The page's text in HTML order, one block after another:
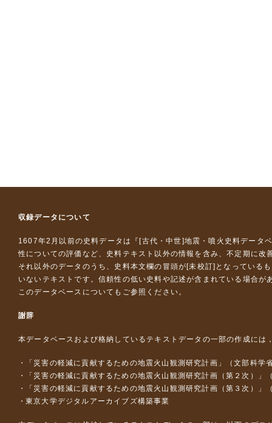
収録データについて
1607年2月以前の史料データは『 [古代・中世]地震・噴火史料データ
性についての評価など、史料テキスト以外の情報を含み、不定期に改
それ以外のデータのうち、史料本文欄の冒頭が[未校訂]となっている
いないテキストです。信頼性の低い史料や記述が含まれている場合が
このデータベースについて もご参照ください。
謝辞
本データベースおよび格納しているテキストデータの一部の作成には
「災害の軽減に貢献するための地震火山観測研究計画」（文部科学
「災害の軽減に貢献するための地震火山観測研究計画（第２次）」
「災害の軽減に貢献するための地震火山観測研究計画（第３次）」
東京大学デジタルアーカイブズ構築事業